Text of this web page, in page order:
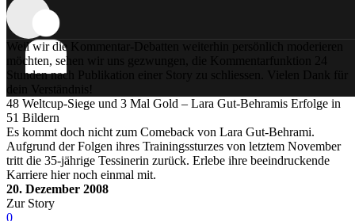
Weil wir die Kommentar-Debatten weiterhin persönlich moderieren
möchten, sehen wir uns gezwungen, die Kommentarfunktion 24
Stunden nach Publikation einer Story zu schliessen. Vielen Dank für
dein Verständnis!
48 Weltcup-Siege und 3 Mal Gold – Lara Gut-Behramis Erfolge in
51 Bildern
Es kommt doch nicht zum Comeback von Lara Gut-Behrami.
Aufgrund der Folgen ihres Trainingssturzes von letztem November
tritt die 35-jährige Tessinerin zurück. Erlebe ihre beeindruckende
Karriere hier noch einmal mit.
20. Dezember 2008
Zur Story
0